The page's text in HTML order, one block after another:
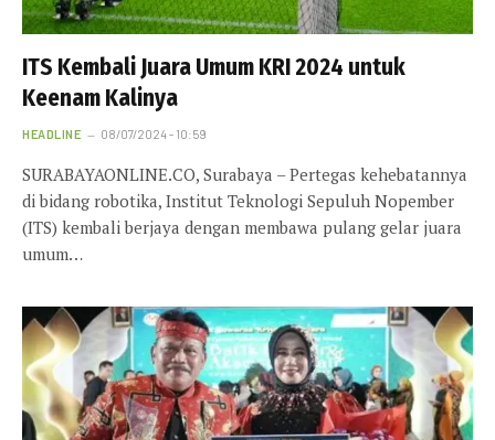
ITS Kembali Juara Umum KRI 2024 untuk
Keenam Kalinya
HEADLINE 08/07/2024 - 10:59
SURABAYAONLINE.CO, Surabaya – Pertegas kehebatannya
di bidang robotika, Institut Teknologi Sepuluh Nopember
(ITS) kembali berjaya dengan membawa pulang gelar juara
umum…